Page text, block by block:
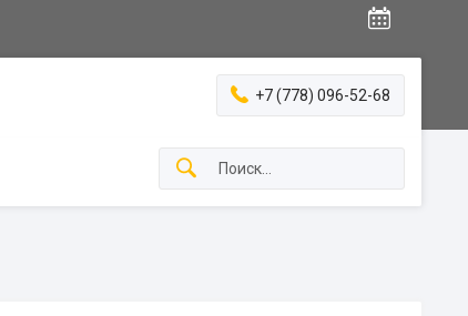
+7 (778) 096-52-68